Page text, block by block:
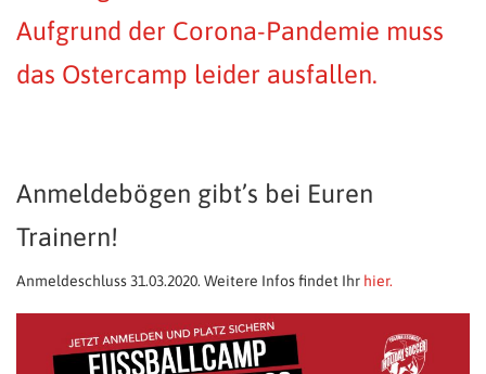
Aufgrund der Corona-Pandemie muss
das Ostercamp leider ausfallen.
Anmeldebögen gibt’s bei Euren
Trainern!
Anmeldeschluss 31.03.2020. Weitere Infos findet Ihr hier.